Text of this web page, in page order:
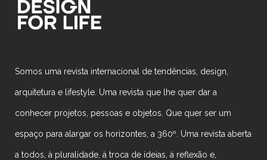
Somos uma revista internacional de tendências, design,
arquitetura e lifestyle. Uma revista que lhe quer dar a
conhecer projetos, pessoas e objetos. Que quer ser um
espaço para alargar os horizontes, a 360º. Uma revista aberta
a todos, à pluralidade, à troca de ideias, à reflexão e,